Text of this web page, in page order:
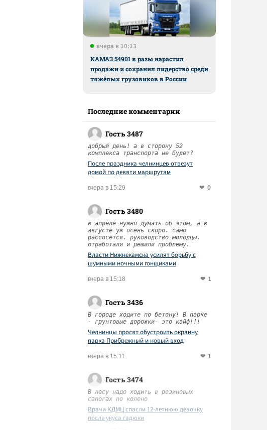
вчера в 10:13
КАМАЗ 54901 в разы нарастил
продажи и сохранил лидерство среди
тяжёлых грузовиков в России
Последние комментарии
Гость 3487
добрый день! а в сторону 52
комплекса транспорта не будет?
После праздника челнинцев отвезут
домой по девяти маршрутам
вчера в 15:29 0
Гость 3480
в апреле нужно думать об этом, а в
августе уж осень скоро. само
рассосётся. руководство молодцы.
отработали и решили проблему.
Власти Нижнекамска усилят борьбу с
шумными ночными гонщиками
вчера в 15:18 1
Гость 3436
В городе ходите по бетону! В парке
- грунтовые дорожки- это кайф!!!
Челнинцы просят обустроить окраину
парка Прибрежный и новый вход
вчера в 15:11 1
Гость 3474
В лесу надо ходить в резиновых
сапогах по колено
Врачи КДМЦ спасли 12-летнюю девочку
после укуса гадюки